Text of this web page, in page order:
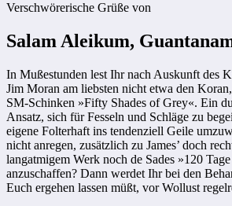
Verschwörerische Grüße von
Salam Aleikum,
In Mußestunden lest Ihr nach Auskunft des
Jim Moran am liebsten nicht etwa den
SM-Schinken »Fifty Shades of Grey«. Ein
Ansatz, sich für Fesseln und Schläge zu
eigene Folterhaft ins tendenziell Geile
nicht anregen, zusätzlich zu James’ doch
langatmigem Werk noch de Sades »120
anzuschaffen? Dann werdet Ihr bei den
Euch ergehen lassen müßt, vor Wollust